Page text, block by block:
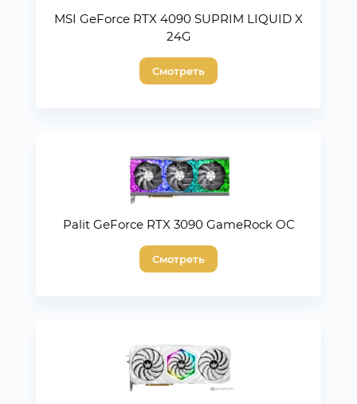
MSI GeForce RTX 4090 SUPRIM LIQUID X
24G
Смотреть
Palit GeForce RTX 3090 GameRock OC
Смотреть